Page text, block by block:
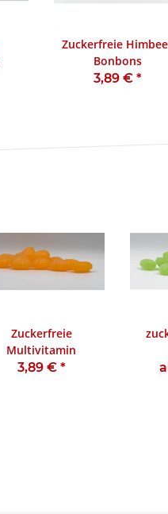
Zuckerfreie
Bonbons
3,89 € *
Zuckerfreie
Multivitamin
3,89 € *